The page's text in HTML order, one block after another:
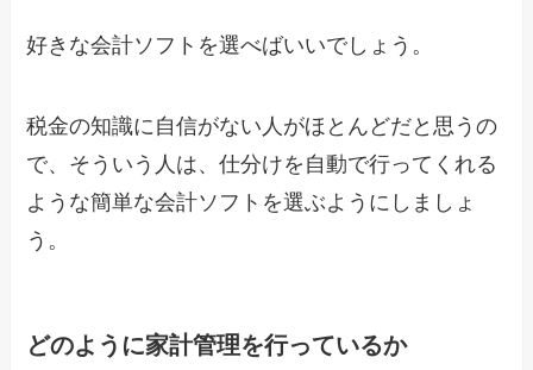
好きな会計ソフトを選べばいいでしょう。
税金の知識に自信がない人がほとんどだと思うの
で、そういう人は、仕分けを自動で行ってくれる
ような簡単な会計ソフトを選ぶようにしましょ
う。
どのように家計管理を行っているか